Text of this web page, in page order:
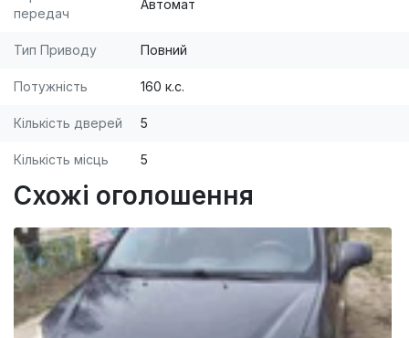
передач
Автомат
Тип Приводу Повний
Потужність 160 к.с.
Кількість дверей 5
Кількість місць 5
Схожі оголошення